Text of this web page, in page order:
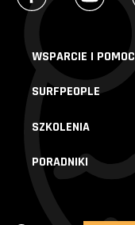
WSPARCIE I POMOC
SURFPEOPLE
SZKOLENIA
PORADNIKI